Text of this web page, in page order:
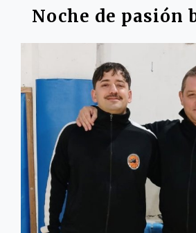
Noche de pasión